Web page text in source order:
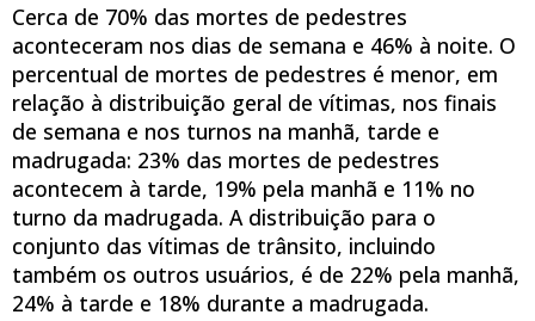
Cerca de 70% das mortes de pedestres
aconteceram nos dias de semana e 46% à noite. O
percentual de mortes de pedestres é menor, em
relação à distribuição geral de vítimas, nos finais
de semana e nos turnos na manhã, tarde e
madrugada: 23% das mortes de pedestres
acontecem à tarde, 19% pela manhã e 11% no
turno da madrugada. A distribuição para o
conjunto das vítimas de trânsito, incluindo
também os outros usuários, é de 22% pela manhã,
24% à tarde e 18% durante a madrugada.